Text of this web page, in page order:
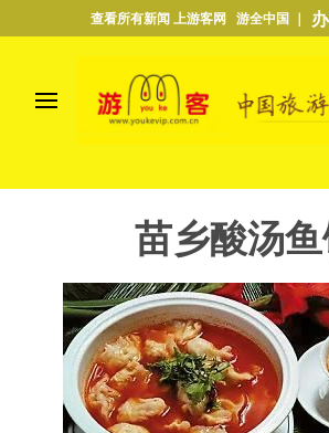
查看所有新闻 上游客网 游全中国 ｜
苗乡酸汤